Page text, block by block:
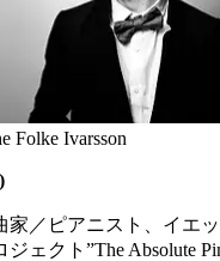
Folke Ivarsson
家／ピアニスト、イエ
ェクト”The Absolute